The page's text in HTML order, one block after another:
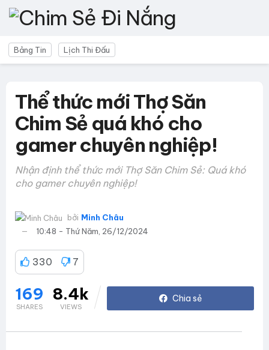
Bảng Tin Lịch Thi Đấu
Thể thức mới Thợ Săn
Chim Sẻ quá khó cho
gamer chuyên nghiệp!
Nhận định thể thức mới Thợ Săn Chim Sẻ: Quá khó
cho gamer chuyên nghiệp!
bởi Minh Châu
10:48 - Thứ Năm, 26/12/2024
330 7
169
SHARES
8.4k
VIEWS